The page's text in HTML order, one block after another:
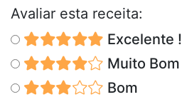
Avaliar esta receita:
Excelente !
Muito Bom
Bom